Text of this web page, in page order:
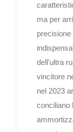
ma per
dell'ultra
vincitore
nel 2023
conciliano